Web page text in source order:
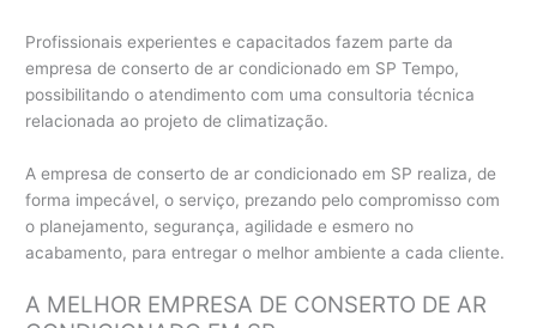
Profissionais experientes e capacitados fazem parte da
empresa de conserto de ar condicionado em SP Tempo,
possibilitando o atendimento com uma consultoria técnica
relacionada ao projeto de climatização.
A empresa de conserto de ar condicionado em SP realiza, de
forma impecável, o serviço, prezando pelo compromisso com
o planejamento, segurança, agilidade e esmero no
acabamento, para entregar o melhor ambiente a cada cliente.
A MELHOR EMPRESA DE CONSERTO DE AR